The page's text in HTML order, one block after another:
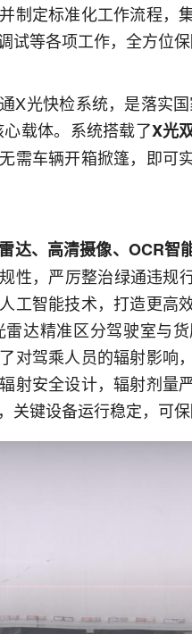
制定标准化工作流程，
试等各项工作，全方位
X光快检系统，是落实
载体。系统搭载了X光
需车辆开箱掀篷，即可
达、高清摄像、OCR智
性，严厉整治绿通违规
工智能技术，打造更高
达精准区分驾驶室与
对驾乘人员的辐射影响
射安全设计，辐射剂量
关键设备运行稳定，可保